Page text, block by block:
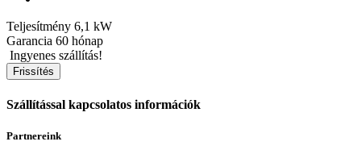
Teljesítmény 6,1 kW
Garancia 60 hónap
Ingyenes szállítás!
Szállítással kapcsolatos információk
Partnereink